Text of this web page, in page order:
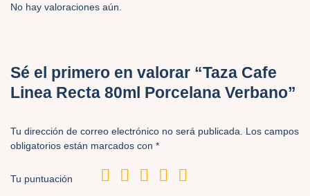
No hay valoraciones aún.
Sé el primero en valorar “Taza Cafe
Linea Recta 80ml Porcelana Verbano”
Tu dirección de correo electrónico no será publicada.
Los campos
obligatorios están marcados con *
Tu puntuación